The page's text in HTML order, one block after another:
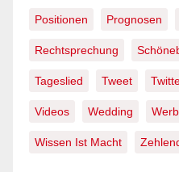
Positionen Prognosen
Rechtsprechung
Tageslied Tweet
Videos Wedding
Wissen Ist Macht